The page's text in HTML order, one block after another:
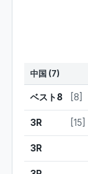
中国 (7)
結果 シード
ベスト8 [8]
3R [15]
3R